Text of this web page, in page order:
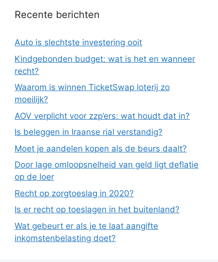
Recente berichten
Auto is slechtste investering ooit
Kindgebonden budget: wat is het en wanneer
recht?
Waarom is winnen TicketSwap loterij zo
moeilijk?
AOV verplicht voor zzp’ers: wat houdt dat in?
Is beleggen in Iraanse rial verstandig?
Moet je aandelen kopen als de beurs daalt?
Door lage omloopsnelheid van geld ligt deflatie
op de loer
Recht op zorgtoeslag in 2020?
Is er recht op toeslagen in het buitenland?
Wat gebeurt er als je te laat aangifte
inkomstenbelasting doet?